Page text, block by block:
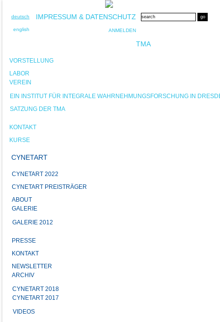
deutsch
english
IMPRESSUM & DATENSCHUTZ
ANMELDEN
TMA
VORSTELLUNG
LABOR
VEREIN
EIN INSTITUT FÜR INTEGRALE WAHRNEHMUNGSFORSCHUNG IN
SATZUNG DER TMA
KONTAKT
KURSE
CYNETART
CYNETART 2022
CYNETART PREISTRÄGER
ABOUT
GALERIE
GALERIE 2012
PRESSE
KONTAKT
NEWSLETTER
ARCHIV
CYNETART 2018
CYNETART 2017
VIDEOS